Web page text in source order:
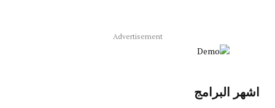
Advertisement
اشهر البرامج